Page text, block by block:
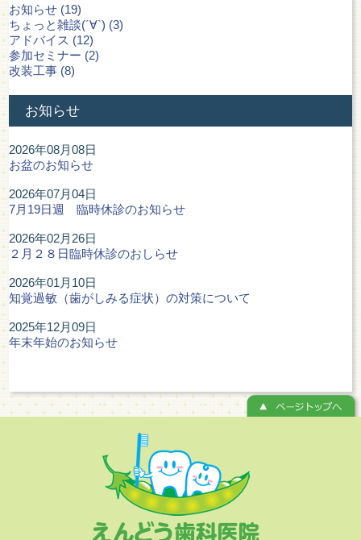
お知らせ (19)
ちょっと雑談(´∀`) (3)
アドバイス (12)
参加セミナー (2)
改装工事 (8)
お知らせ
2026年08月08日
お盆のお知らせ
2026年07月04日
7月19日週 臨時休診のお知らせ
2026年02月26日
２月２８日臨時休診のおしらせ
2026年01月10日
知覚過敏（歯がしみる症状）の対策について
2025年12月09日
年末年始のお知らせ